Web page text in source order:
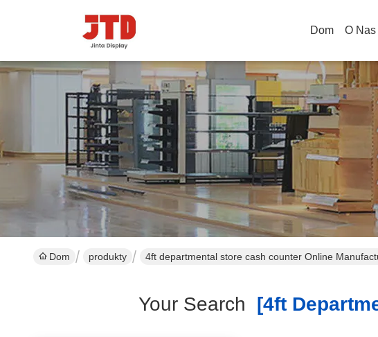
Dom O Nas
Dom produkty 4ft departmental store cash counter Online
Your Search [4ft